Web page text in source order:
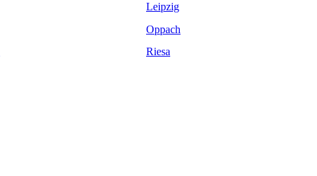
Leipzig
Oppach
Riesa